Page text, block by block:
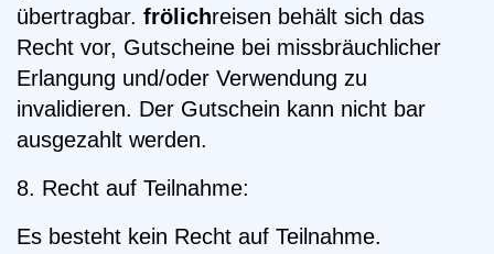
übertragbar. frölichreisen behält sich das
Recht vor, Gutscheine bei missbräuchlicher
Erlangung und/oder Verwendung zu
invalidieren. Der Gutschein kann nicht bar
ausgezahlt werden.
8. Recht auf Teilnahme:
Es besteht kein Recht auf Teilnahme.